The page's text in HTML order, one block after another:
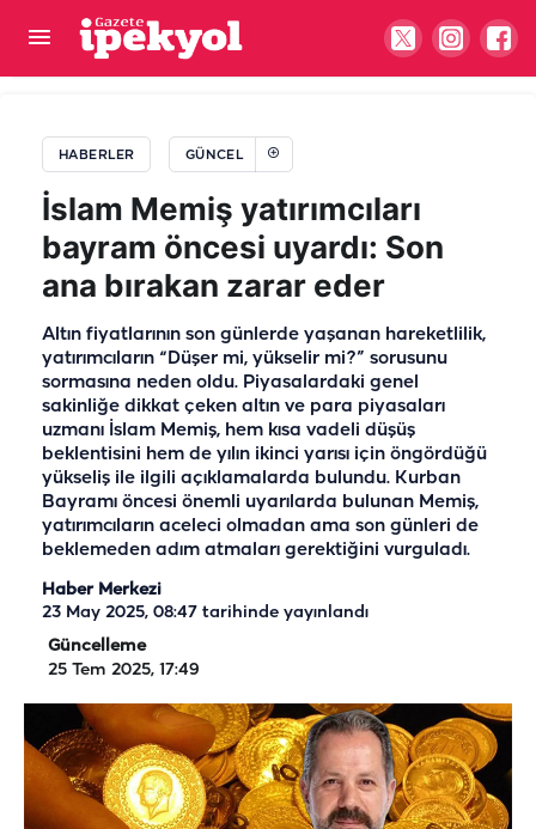
HABERLER GÜNCEL
İslam Memiş yatırımcıları
bayram öncesi uyardı: Son
ana bırakan zarar eder
Altın fiyatlarının son günlerde yaşanan hareketlilik,
yatırımcıların “Düşer mi, yükselir mi?” sorusunu
sormasına neden oldu. Piyasalardaki genel
sakinliğe dikkat çeken altın ve para piyasaları
uzmanı İslam Memiş, hem kısa vadeli düşüş
beklentisini hem de yılın ikinci yarısı için öngördüğü
yükseliş ile ilgili açıklamalarda bulundu. Kurban
Bayramı öncesi önemli uyarılarda bulunan Memiş,
yatırımcıların aceleci olmadan ama son günleri de
beklemeden adım atmaları gerektiğini vurguladı.
Haber Merkezi
23 May 2025, 08:47 tarihinde yayınlandı
Güncelleme
25 Tem 2025, 17:49
MHP lideri Bahçeli’den Demirtaş açıklaması: